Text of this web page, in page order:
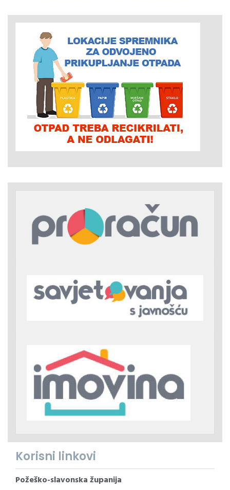
Korisni linkovi
Požeško-slavonska županija